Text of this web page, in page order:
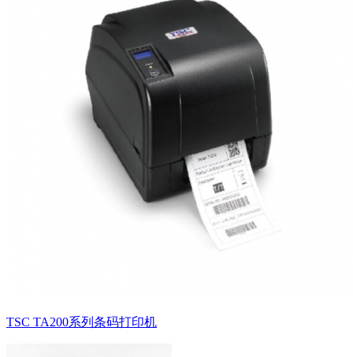
TSC TA200系列条码打印机